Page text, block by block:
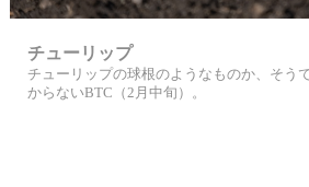
チューリップ
チューリップの球根のようなものか、そう
からないBTC（2月中旬）。